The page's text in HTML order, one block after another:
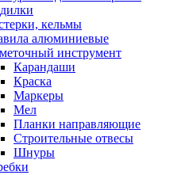
кельмы
алюминиевые
инструмент
Карандаши
Краска
Маркеры
Мел
Планки направляющие
Строительные отвесы
Шнуры